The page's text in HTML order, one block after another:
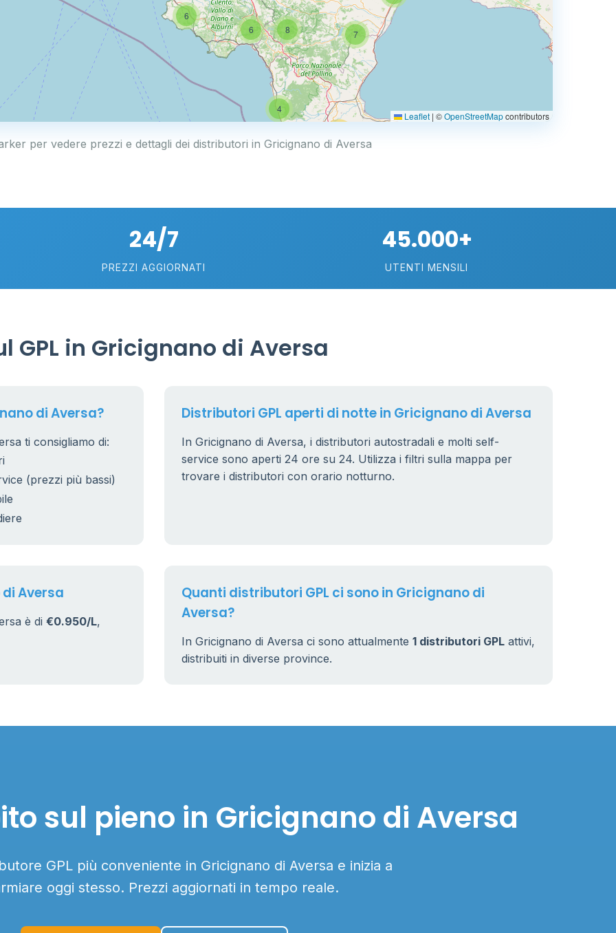
20
53
6
6
10
7
8
4
Leaflet | ©OpenStreetMapcontributors
per vedere prezzi e dettagli dei distributori in Gricignano di Aversa
24/7
PREZZI AGGIORNATI
45.000+
UTENTI MENSILI
GPL in Gricignano di Aversa
di Aversa?
ti consigliamo di:
(prezzi più bassi)
Distributori GPL aperti di notte in Gricignano di Aversa
In Gricignano di Aversa, i distributori autostradali e molti self-
service sono aperti 24 ore su 24. Utilizza i filtri sulla mappa per
trovare i distributori con orario notturno.
di Aversa
è di €0.950/L,
Quanti distributori GPL ci sono in Gricignano di
Aversa?
In Gricignano di Aversa ci sono attualmente 1 distributori GPL attivi,
distribuiti in diverse province.
sul pieno in Gricignano di Aversa
GPL più conveniente in Gricignano di Aversa e inizia a
oggi stesso. Prezzi aggiornati in tempo reale.